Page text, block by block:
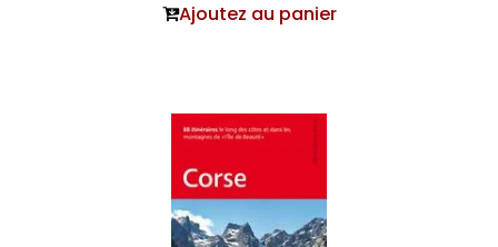
Ajoutez au panier